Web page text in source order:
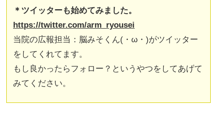
＊ツイッターも始めてみました。
https://twitter.com/arm_ryousei
当院の広報担当：脳みそくん(・ω・)がツイッター
をしてくれてます。
もし良かったらフォロー？というやつをしてあげて
みてください。